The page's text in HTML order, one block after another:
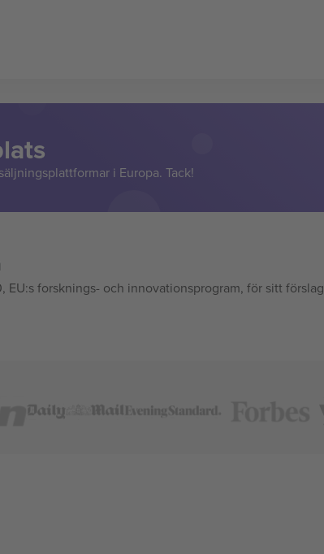
i Europa. Tack!
forsknings- och innovationsprogram, för sitt förslag